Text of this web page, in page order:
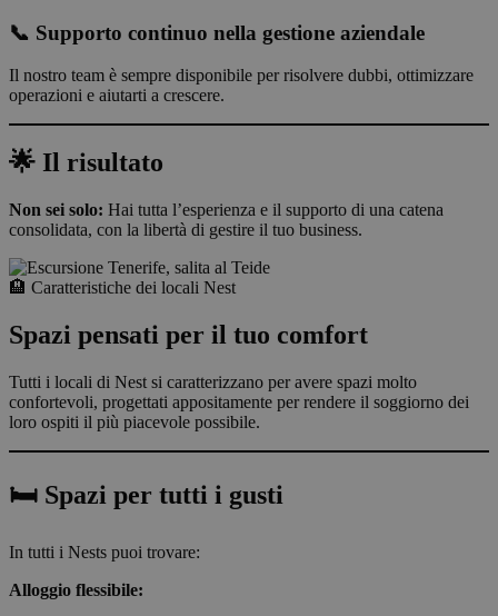
📞 Supporto continuo nella gestione aziendale
Il nostro team è sempre disponibile per risolvere dubbi, ottimizzare
operazioni e aiutarti a crescere.
🌟 Il risultato
Non sei solo: Hai tutta l’esperienza e il supporto di una catena
consolidata, con la libertà di gestire il tuo business.
🏨 Caratteristiche dei locali Nest
Spazi pensati per il tuo comfort
Tutti i locali di Nest si caratterizzano per avere spazi molto
confortevoli, progettati appositamente per rendere il soggiorno dei
loro ospiti il più piacevole possibile.
🛏️ Spazi per tutti i gusti
In tutti i Nests puoi trovare:
Alloggio flessibile: